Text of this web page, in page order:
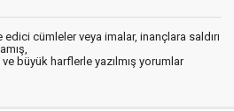
cümleler veya imalar, inançlara saldırı
büyük harflerle yazılmış yorumlar